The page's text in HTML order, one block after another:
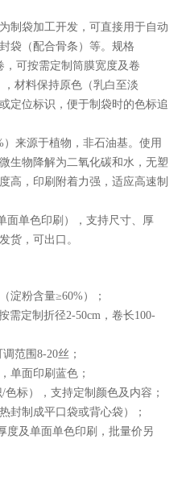
制袋加工开发，可直接用于自动
袋（配合骨条）等。规格
，可按需定制筒膜宽度及卷
材料保持原色（乳白至淡
定位标识，便于制袋时的色标追
来源于植物，非石油基。使用
生物降解为二氧化碳和水，无塑
高，印刷附着力强，适应高速制
面单色印刷），支持尺寸、厚
货，可出口。
淀粉含量≥60%）；
需定制折径2-50cm，卷长100-
范围8-20丝；
单面印刷蓝色；
标），支持定制颜色及内容；
封制成平口袋或背心袋）；
度及单面单色印刷，批量价另